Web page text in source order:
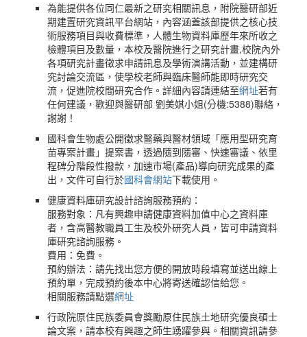
為能提供各位同仁最新之研究相關訊息，附院醫研部近
期建置研究資訊平台網站，內容涵蓋該部提供之核心技
術服務項目與收費標準，人體生物資料庫歷年來所收之
檢體項目及數量，本校及醫院進行之研究計畫,校院內外
各項研究計畫徵求申請訊息及學術演講活動，並建構研
究討論交流區，使學校老師與臨床醫師能即時研究交
流，促進院校間研究合作。詳細內容請連結至網址若有
任何建議，歡迎與醫研部 劉美娸小姐(分機:5388)聯絡，
謝謝！
國科會生物處公開徵求醫藥與醫材領域「應用型研究育
苗專案計畫」提案書，透過隨到隨審、快速審議、依里
程碑分階段性撥款，加速市場(產品)導向研究成果的產
出，文件可自行於國科會網站下載使用。
健康資料庫研究設計諮詢服務預約：
服務對象：凡有興趣申請健康資料加值中心之資料庫
者，含高醫教職員工生及校外研究人員，皆可申請資料
庫研究諮詢服務。
費用：免費。
預約辦法：請先找出您方便的開放時段填寫並送出線上
預約單，完成預約後本中心將寄送確認信給您。
相關服務請點選網址
行政院原住民族委員會獎勵原住民族土地研究優良碩士
論文案，請本校有興趣之師生踴躍參與。相關資訊請參